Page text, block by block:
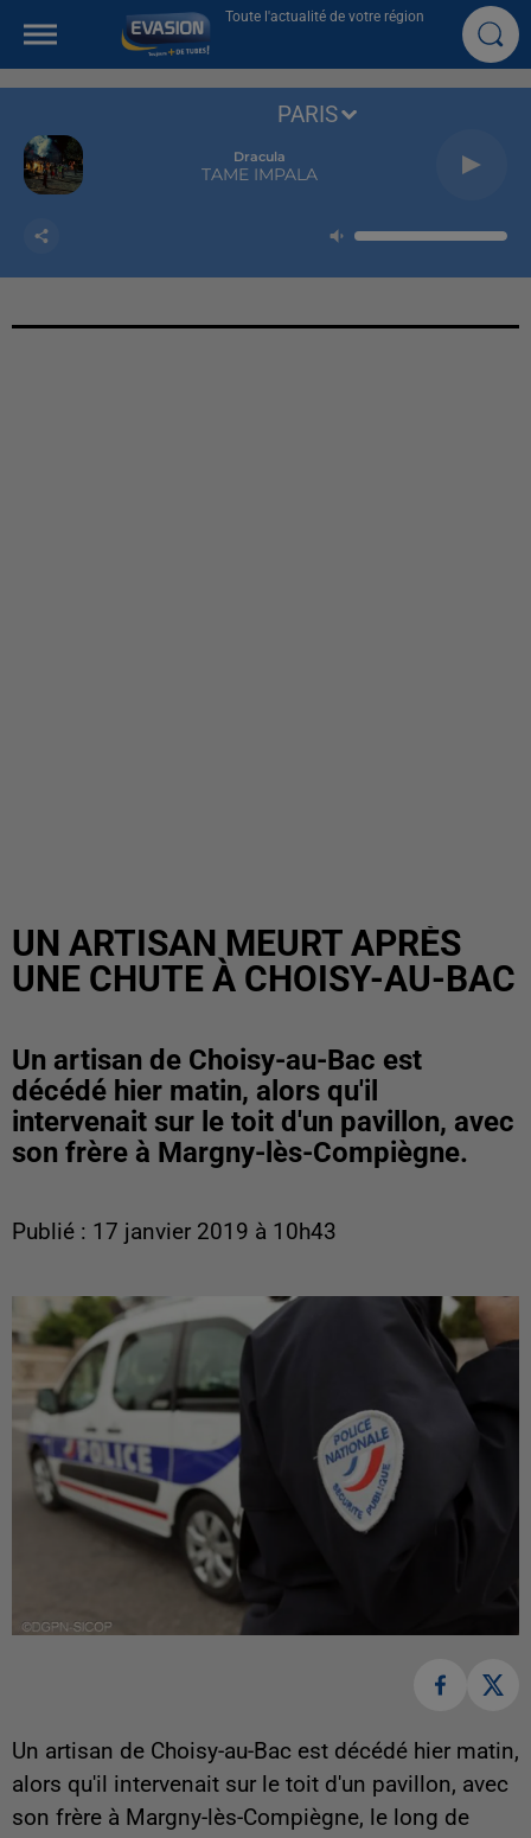
Toute l'actualité de votre région
Dracula
TAME IMPALA
PARIS
UN ARTISAN MEURT APRÈS
UNE CHUTE À CHOISY-AU-BAC
Un artisan de Choisy-au-Bac est
décédé hier matin, alors qu'il
intervenait sur le toit d'un pavillon, avec
son frère à Margny-lès-Compiègne.
Publié : 17 janvier 2019 à 10h43
Un artisan de Choisy-au-Bac est décédé hier matin,
alors qu'il intervenait sur le toit d'un pavillon, avec
son frère à Margny-lès-Compiègne, le long de